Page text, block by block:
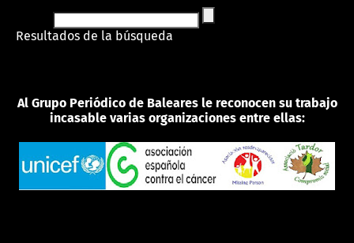
Resultados de la búsqueda
Al Grupo Periódico de Baleares le reconocen su trabajo
incasable varias organizaciones entre ellas: